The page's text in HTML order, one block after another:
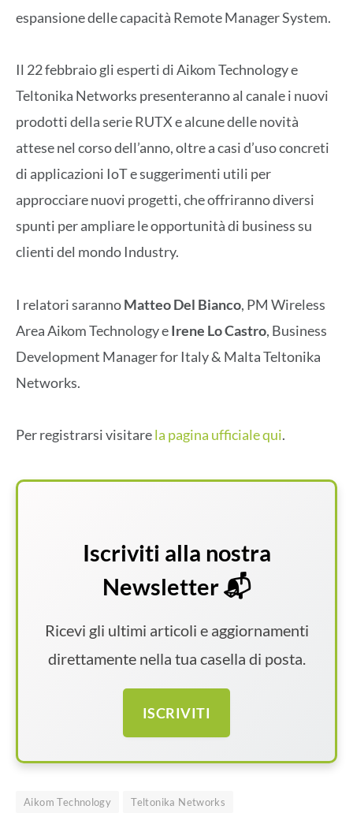
espansione delle capacità Remote Manager System.
Il 22 febbraio gli esperti di Aikom Technology e
Teltonika Networks presenteranno al canale i nuovi
prodotti della serie RUTX e alcune delle novità
attese nel corso dell’anno, oltre a casi d’uso concreti
di applicazioni IoT e suggerimenti utili per
approcciare nuovi progetti, che offriranno diversi
spunti per ampliare le opportunità di business su
clienti del mondo Industry.
I relatori sarannoMatteo Del Bianco, PM Wireless
Area Aikom Technology eIrene Lo Castro, Business
Development Manager for Italy & Malta Teltonika
Networks.
Per registrarsi visitarela pagina ufficiale qui.
Iscriviti alla nostra
Newsletter 📬
Ricevi gli ultimi articoli e aggiornamenti
direttamente nella tua casella di posta.
ISCRIVITI
Aikom Technology Teltonika Networks